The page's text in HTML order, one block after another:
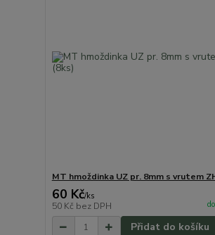
MT hmoždinka UZ pr. 8mm s vrutem
60 Kč/ks
50 Kč bez DPH
Přidat do košíku